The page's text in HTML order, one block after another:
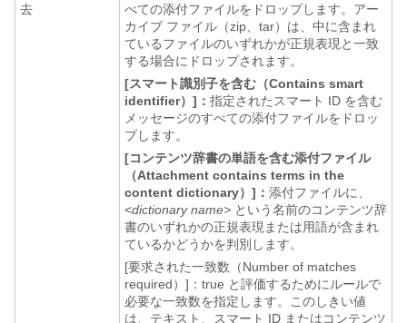
去
べての添付ファイルをドロップします。アー
カイブ ファイル（zip、tar）は、中に含まれ
ているファイルのいずれかが正規表現と一致
する場合にドロップされます。
[スマート識別子を含む（Contains smart
identifier）]： 指定されたスマート ID を含む
メッセージのすべての添付ファイルをドロッ
プします。
[コンテンツ辞書の単語を含む添付ファイル
（Attachment contains terms in the
content dictionary）]： 添付ファイルに、
<dictionary name> という名前のコンテンツ辞
書のいずれかの正規表現または用語が含まれ
ているかどうかを判別します。
[要求された一致数（Number of matches
required）]： true と評価するためにルールで
必要な一致数を指定します。このしきい値
は、テキスト、スマート ID またはコンテンツ